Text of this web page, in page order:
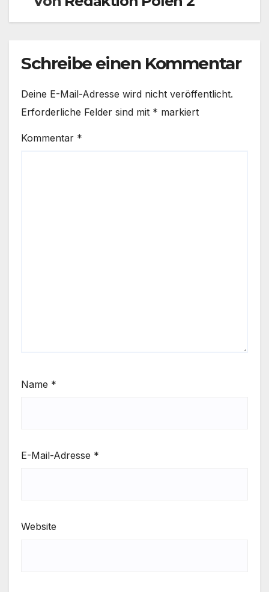
Schreibe einen Kommentar
Deine E-Mail-Adresse wird nicht veröffentlicht.
Erforderliche Felder sind mit * markiert
Kommentar *
Name *
E-Mail-Adresse *
Website